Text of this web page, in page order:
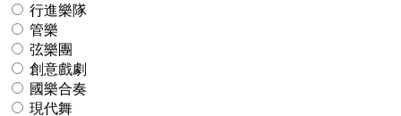
行進樂隊
管樂
弦樂團
創意戲劇
國樂合奏
現代舞